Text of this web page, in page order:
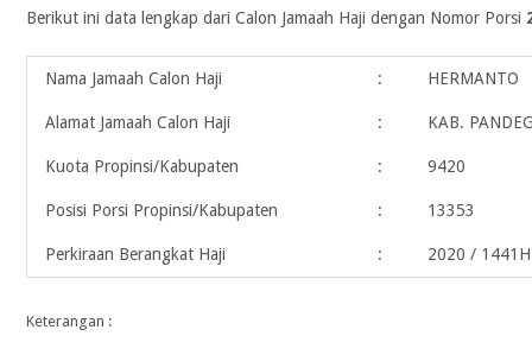
Berikut ini data lengkap dari Calon Jamaah Haji dengan Nomor Porsi
Nama Jamaah Calon Haji : HERMANTO
Alamat Jamaah Calon Haji : KAB.
Kuota Propinsi/Kabupaten : 9420
Posisi Porsi Propinsi/Kabupaten : 13353
Perkiraan Berangkat Haji : 2020 / 1441H
Keterangan :